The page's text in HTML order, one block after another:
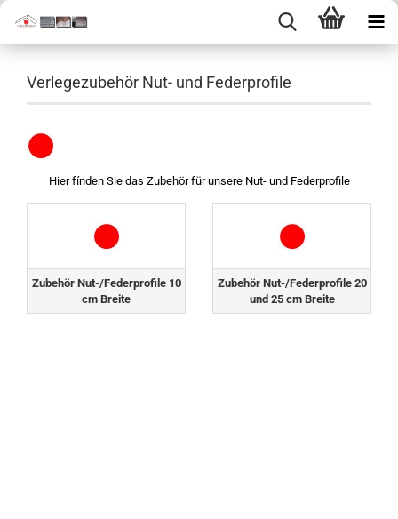
Verlegezubehör Nut- und Federprofile
Hier fínden Sie das Zubehör für unsere Nut- und Federprofile
Zubehör Nut-/Federprofile 10
cm Breite
Zubehör Nut-/Federprofile 20
und 25 cm Breite